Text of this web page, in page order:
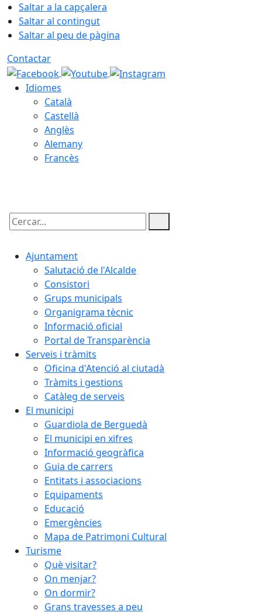
Saltar a la capçalera
Saltar al contingut
Saltar al peu de pàgina
Contactar
Idiomes
Català
Castellà
Anglès
Alemany
Francès
Cercar:
Ajuntament
Salutació de l'Alcalde
Consistori
Grups municipals
Organigrama tècnic
Informació oficial
Portal de Transparència
Serveis i tràmits
Oficina d'Atenció al ciutadà
Tràmits i gestions
Catàleg de serveis
El municipi
Guardiola de Berguedà
El municipi en xifres
Informació geogràfica
Guia de carrers
Entitats i associacions
Equipaments
Educació
Emergències
Mapa de Patrimoni Cultural
Turisme
Què visitar?
On menjar?
On dormir?
Grans travesses a peu